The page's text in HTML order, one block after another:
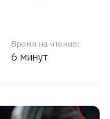
Время на чтение:
6 минут